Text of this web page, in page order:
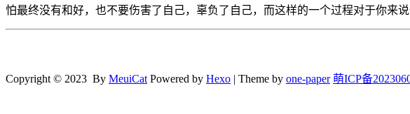
怕最终没有和好，也不要伤害了自己，辜负了自己，而这样的一个过程对于你来
Copyright © 2023 By MeuiCat Powered by Hexo | Theme by one-paper 萌ICP备